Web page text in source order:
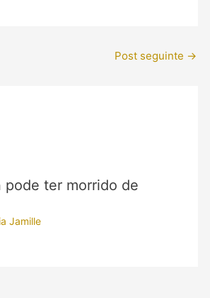
Post seguinte →
pode ter morrido de
Jamille